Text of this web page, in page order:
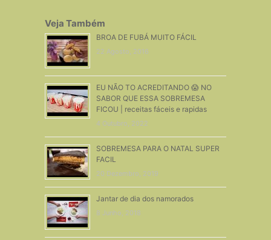
Veja Também
BROA DE FUBÁ MUITO FÁCIL
22 Agosto, 2016
EU NÃO TO ACREDITANDO 😱 NO
SABOR QUE ESSA SOBREMESA
FICOU | receitas fáceis e rapidas
4 Outubro, 2022
SOBREMESA PARA O NATAL SUPER
FACIL
20 Dezembro, 2019
Jantar de dia dos namorados
8 Junho, 2018